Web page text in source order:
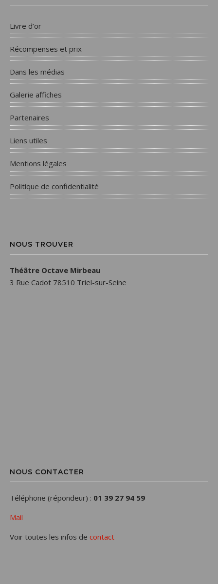
Livre d’or
Récompenses et prix
Dans les médias
Galerie affiches
Partenaires
Liens utiles
Mentions légales
Politique de confidentialité
NOUS TROUVER
Théâtre Octave Mirbeau
3 Rue Cadot 78510 Triel-sur-Seine
NOUS CONTACTER
Téléphone (répondeur) : 01 39 27 94 59
Mail
Voir toutes les infos de contact